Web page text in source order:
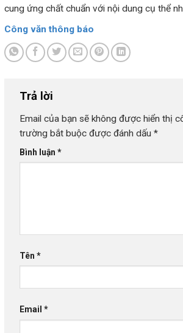
cung ứng chất chuẩn với nội dung cụ thể
Công văn thông báo
Trả lời
Email của bạn sẽ không được hiển thị
trường bắt buộc được đánh dấu *
Bình luận *
Tên *
Email *